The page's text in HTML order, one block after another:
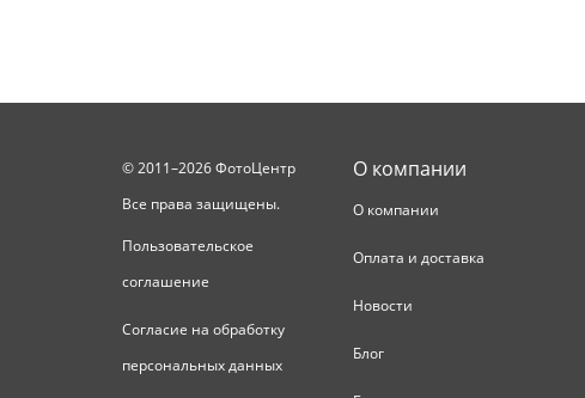
© 2011–2026 ФотоЦентр
Все права защищены.
Пользовательское
соглашение
Согласие на обработку
персональных данных
О компании
О компании
Оплата и доставка
Новости
Блог